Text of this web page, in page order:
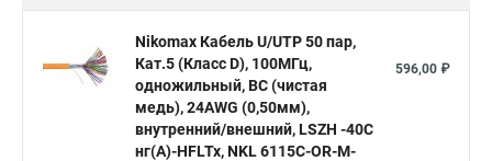
Nikomax Кабель U/UTP 50 пар,
Кат.5 (Класс D), 100МГц,
одножильный, BC (чистая
медь), 24AWG (0,50мм),
внутренний/внешний, LSZH -40C
нг(А)-HFLTx, NKL 6115C-OR-M-
596,00 ₽